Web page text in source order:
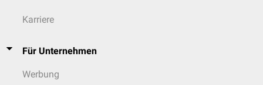
Karriere
Für Unternehmen
Werbung